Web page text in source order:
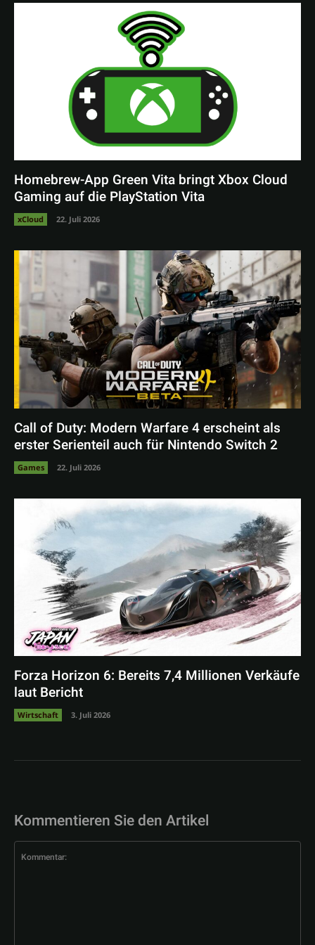
Homebrew-App Green Vita bringt Xbox Cloud
Gaming auf die PlayStation Vita
xCloud 22. Juli 2026
Call of Duty: Modern Warfare 4 erscheint als
erster Serienteil auch für Nintendo Switch 2
Games 22. Juli 2026
Forza Horizon 6: Bereits 7,4 Millionen Verkäufe
laut Bericht
Wirtschaft 3. Juli 2026
Kommentieren Sie den Artikel